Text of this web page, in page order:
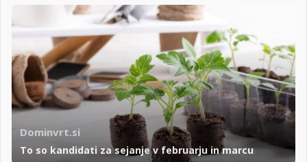
Dominvrt.si
To so kandidati za sejanje v februarju in marcu